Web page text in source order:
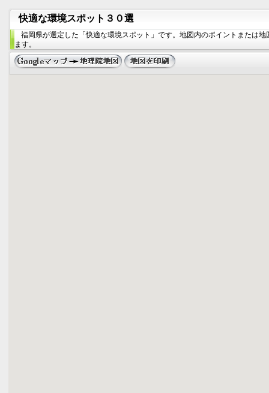
快適な環境スポット３０選
福岡県が選定した「快適な環境スポット」です。地図内のポイントまたは
ます。